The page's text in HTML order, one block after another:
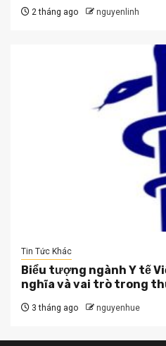
2 tháng ago nguyenlinh
Tin Tức Khác
Biểu tượng ngành Y tế
nghĩa và vai trò trong
3 tháng ago nguyenhue